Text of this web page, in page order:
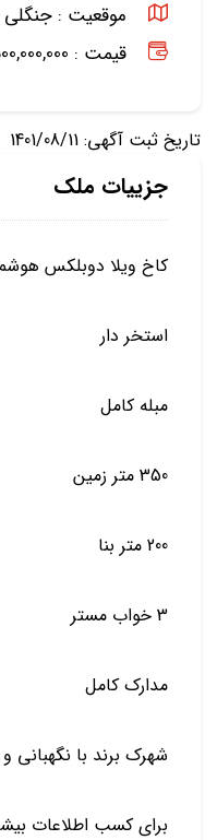
موقعیت : جنگلی
قیمت : 2,500,000,000 تومان /
تاریخ ثبت آگهی: 1401/08/11
جزییات ملک
کاخ ویلا دوبلکس
استخر دار
مبله کامل
350 متر زمین
200 متر بنا
3 خواب مستر
مدارک کامل
شهرک برند با نگهبانی
برای کسب اطلاعات